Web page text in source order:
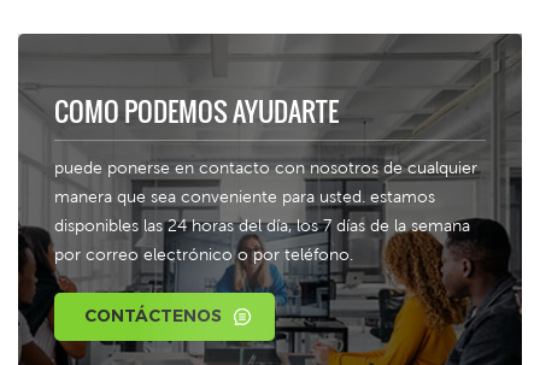
COMO PODEMOS AYUDARTE
puede ponerse en contacto con nosotros de cualquier
manera que sea conveniente para usted. estamos
disponibles las 24 horas del día, los 7 días de la semana
por correo electrónico o por teléfono.
CONTÁCTENOS